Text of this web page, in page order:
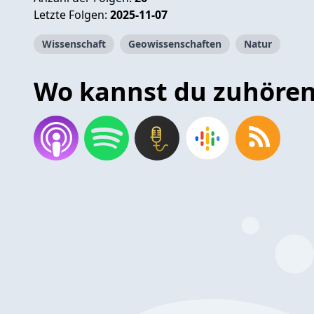
Letzte Folgen: 2025-11-07
Wissenschaft Geowissenschaften Natur
Wo kannst du